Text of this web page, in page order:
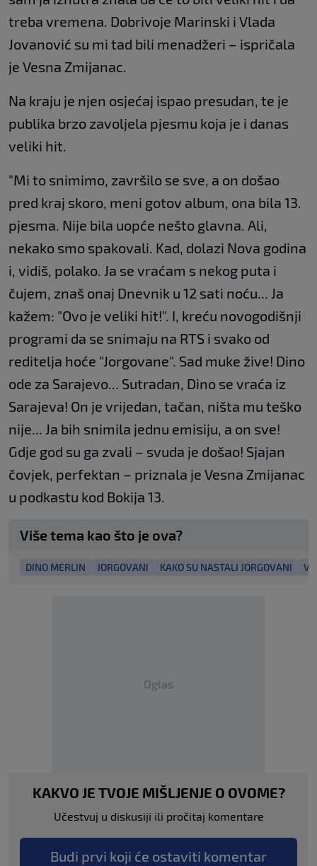
treba vremena. Dobrivoje Marinski i Vlada
Jovanović su mi tad bili menadžeri – ispričala
je Vesna Zmijanac.
Na kraju je njen osjećaj ispao presudan, te je
publika brzo zavoljela pjesmu koja je i danas
veliki hit.
"Mi to snimimo, završilo se sve, a on došao
pred kraj skoro, meni gotov album, ona bila 13.
pjesma. Nije bila uopće nešto glavna. Ali,
nekako smo spakovali. Kad, dolazi Nova godina
i, vidiš, polako. Ja se vraćam s nekog puta i
čujem, znaš onaj Dnevnik u 12 sati noću... Ja
kažem: "Ovo je veliki hit!". I, kreću novogodišnji
programi da se snimaju na RTS i svako od
reditelja hoće "Jorgovane". Sad muke žive! Dino
ode za Sarajevo... Sutradan, Dino se vraća iz
Sarajeva! On je vrijedan, tačan, ništa mu teško
nije... Ja bih snimila jednu emisiju, a on sve!
Gdje god su ga zvali – svuda je došao! Sjajan
čovjek, perfektan – priznala je Vesna Zmijanac
u podkastu kod Bokija 13.
Više tema kao što je ova?
DINO MERLIN JORGOVANI KAKO SU NASTALI JORGOVANI
Oglas
KAKVO JE TVOJE MIŠLJENJE O OVOME?
Učestvuj u diskusiji ili pročitaj komentare
Budi prvi koji će ostaviti komentar